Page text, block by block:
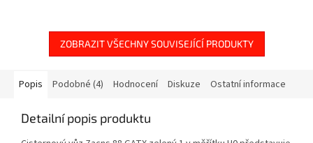
provozu s...
ZOBRAZIT VŠECHNY SOUVISEJÍCÍ PRODUKTY
Popis Podobné (4) Hodnocení Diskuze Ostatní informace
Detailní popis produktu